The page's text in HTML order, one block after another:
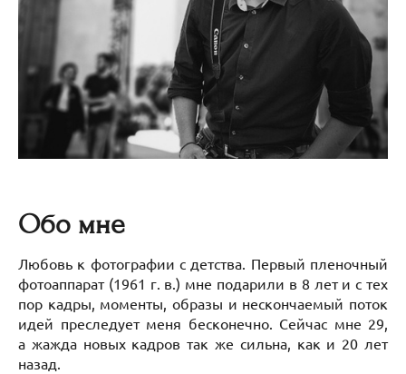
Обо мне
Любовь к фотографии с детства. Первый пленочный
фотоаппарат (1961 г. в.) мне подарили в 8 лет и с тех
пор кадры, моменты, образы и нескончаемый поток
идей преследует меня бесконечно. Сейчаc мне 29,
а жажда новых кадров так же сильна, как и 20 лет
назад.